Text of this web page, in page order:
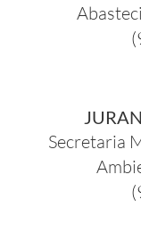
Secretaria